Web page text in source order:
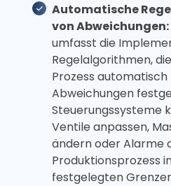
Automatische
von Abweichungen:
umfasst die
Regelalgorithmen,
Prozess
Abweichungen
Steuerungssysteme
Ventile anpassen,
ändern oder Alarme
Produktionsprozess
festgelegten